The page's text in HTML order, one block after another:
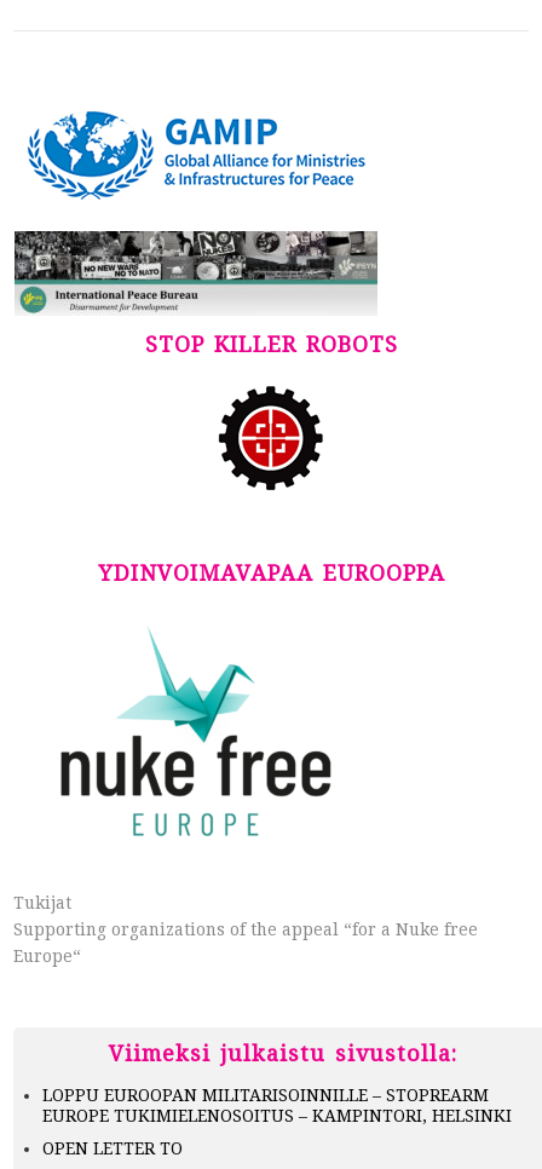
STOP KILLER ROBOTS
YDINVOIMAVAPAA EUROOPPA
Tukijat
Supporting organizations of the appeal “for a Nuke free
Europe“
Viimeksi julkaistu sivustolla:
LOPPU EUROOPAN MILITARISOINNILLE – STOPREARM
EUROPE TUKIMIELENOSOITUS – KAMPINTORI, HELSINKI
OPEN LETTER TO